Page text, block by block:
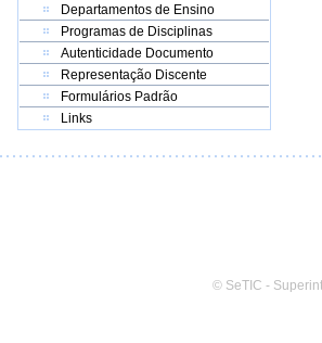
Departamentos de Ensino
Programas de Disciplinas
Autenticidade Documento
Representação Discente
Formulários Padrão
Links
© SeTIC -